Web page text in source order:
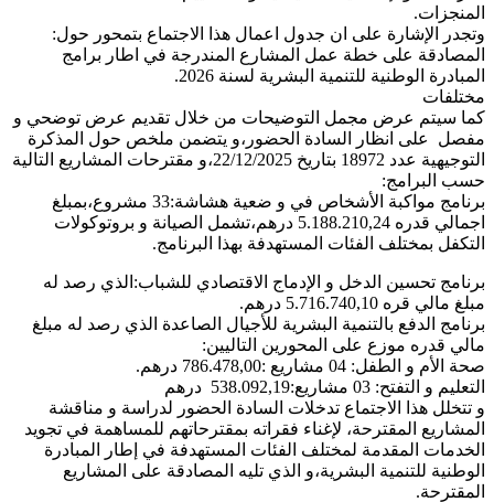
المنجزات.
وتجدر الإشارة على ان جدول اعمال هذا الاجتماع بتمحور حول:
المصادقة على خطة عمل المشارع المندرجة في اطار برامج
المبادرة الوطنية للتنمية البشرية لسنة 2026.
مختلفات
كما سيتم عرض مجمل التوضيحات من خلال تقديم عرض توضحي و
مفصل على انظار السادة الحضور،و يتضمن ملخص حول المذكرة
التوجيهية عدد 18972 بتاريخ 22/12/2025،و مقترحات المشاريع التالية
حسب البرامج:
برنامج مواكبة الأشخاص في و ضعية هشاشة:33 مشروع،بمبلغ
اجمالي قدره 5.188.210,24 درهم،تشمل الصيانة و بروتوكولات
التكفل بمختلف الفئات المستهدفة بهذا البرنامج.
برنامج تحسين الدخل و الإدماج الاقتصادي للشباب:الذي رصد له
مبلغ مالي قره 5.716.740,10 درهم.
برنامج الدفع بالتنمية البشرية للأجيال الصاعدة الذي رصد له مبلغ
مالي قدره موزع على المحورين التاليين:
صحة الأم و الطفل: 04 مشاريع :786.478,00 درهم.
التعليم و التفتح: 03 مشاريع:538.092,19 درهم
و تتخلل هذا الاجتماع تدخلات السادة الحضور لدراسة و مناقشة
المشاريع المقترحة، لإغناء فقراته بمقترحاتهم للمساهمة في تجويد
الخدمات المقدمة لمختلف الفئات المستهدفة في إطار المبادرة
الوطنية للتنمية البشرية،و الذي تليه المصادقة على المشاريع
المقترحة.